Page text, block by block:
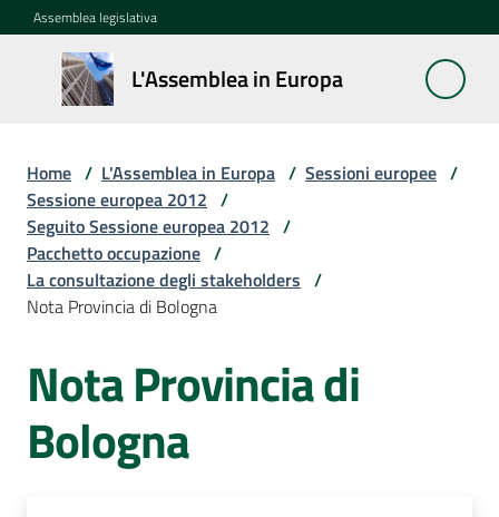
Vai al contenuto
Vai alla navigazione
Vai al footer
Assemblea legislativa
L'Assemblea in Europa
L'Assemblea
in Europa
Cos'è
la
Sessione
europea
Rete
europea
regionale
Home / L'Assemblea in Europa / Sessioni europee /
Sessione europea 2012 /
Seguito Sessione europea 2012 /
Pacchetto occupazione /
La consultazione degli stakeholders /
Nota Provincia di Bologna
Nota Provincia di
Bologna